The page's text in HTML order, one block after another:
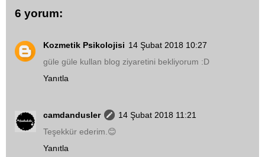
6 yorum:
Kozmetik Psikolojisi 14 Şubat 2018 10:27
güle güle kullan blog ziyaretini bekliyorum :D
Yanıtla
camdandusler
14 Şubat 2018 11:21
Teşekkür ederim.😊
Yanıtla